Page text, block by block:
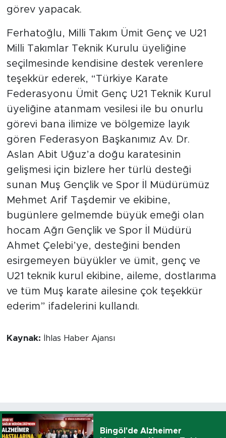
görev yapacak.
Ferhatoğlu, Milli Takım Ümit Genç ve U21
Milli Takımlar Teknik Kurulu üyeliğine
seçilmesinde kendisine destek verenlere
teşekkür ederek, “Türkiye Karate
Federasyonu Ümit Genç U21 Teknik Kurul
üyeliğine atanmam vesilesi ile bu onurlu
görevi bana ilimize ve bölgemize layık
gören Federasyon Başkanımız Av. Dr.
Aslan Abit Uğuz’a doğu karatesinin
gelişmesi için bizlere her türlü desteği
sunan Muş Gençlik ve Spor İl Müdürümüz
Mehmet Arif Taşdemir ve ekibine,
bugünlere gelmemde büyük emeği olan
hocam Ağrı Gençlik ve Spor İl Müdürü
Ahmet Çelebi’ye, desteğini benden
esirgemeyen büyükler ve ümit, genç ve
U21 teknik kurul ekibine, aileme, dostlarıma
ve tüm Muş karate ailesine çok teşekkür
ederim” ifadelerini kullandı.
Kaynak: İhlas Haber Ajansı
Bingöl'de Alzheimer